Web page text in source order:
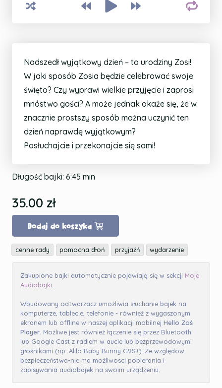
Nadszedł wyjątkowy dzień – to urodziny Zosi!
W jaki sposób Zosia będzie celebrować swoje
święto? Czy wyprawi wielkie przyjęcie i zaprosi
mnóstwo gości? A może jednak okaże się, że w
znacznie prostszy sposób można uczynić ten
dzień naprawdę wyjątkowym?
Posłuchajcie i przekonajcie się sami!
Długość bajki: 6:45 min
35.00 zł
Dodaj do koszyka
cenne rady pomocna dłoń przyjaźń wydarzenie
Zakupione bajki automatycznie pojawiają się w sekcji Moje
Audiobajki.
Wbudowany odtwarzacz umożliwia słuchanie bajek na
komputerze, tablecie, telefonie - również z wygaszonym
ekranem lub offline w naszej aplikacji mobilnej Hello Zoś
Player. Możliwe jest również łączenie się przez Bluetooth
lub Google Cast z radiem w aucie lub bezprzewodowymi
głośnikami (np. Alilo Baby Bunny G9S+). Ze względow
bezpieczeństwa-nie ma możliwosci pobierania i
zapisywania audiobajek na swoim urządzeniu.